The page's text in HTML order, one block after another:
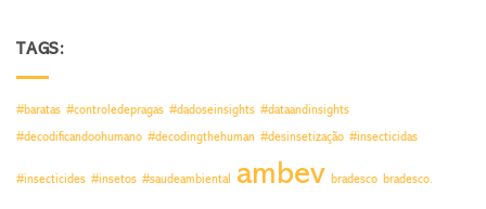
14/08
TAGS:
#baratas #controledepragas #dadoseinsights #dataandinsights
#decodificandoohumano #decodingthehuman #desinsetização #insecticidas
#insecticides #insetos #saudeambiental ambev bradesco bradesco.